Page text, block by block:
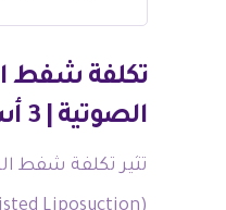
تكلفة شفط
الصوتية | 3 أسرار للتوفير
تثير تكلفة شفط